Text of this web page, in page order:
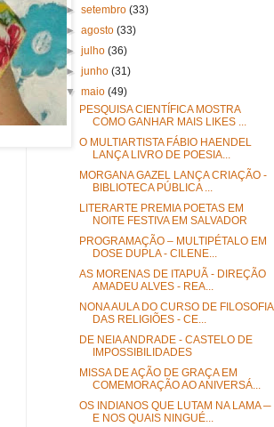
►setembro(33)
►agosto(33)
►julho(36)
►junho(31)
▼maio(49)
PESQUISA CIENTÍFICA MOSTRA
COMO GANHAR MAIS LIKES ...
O MULTIARTISTA FÁBIO HAENDEL
LANÇA LIVRO DE POESIA...
MORGANA GAZEL LANÇA CRIAÇÃO -
BIBLIOTECA PÚBLICA ...
LITERARTE PREMIA POETAS EM
NOITE FESTIVA EM SALVADOR
PROGRAMAÇÃO – MULTIPÉTALO EM
DOSE DUPLA - CILENE...
AS MORENAS DE ITAPUÃ - DIREÇÃO
AMADEU ALVES - REA...
NONA AULA DO CURSO DE FILOSOFIA
DAS RELIGIÕES - CE...
DE NEIA ANDRADE - CASTELO DE
IMPOSSIBILIDADES
MISSA DE AÇÃO DE GRAÇA EM
COMEMORAÇÃO AO ANIVERSÁ...
OS INDIANOS QUE LUTAM NA LAMA ─
E NOS QUAIS NINGUÉ...